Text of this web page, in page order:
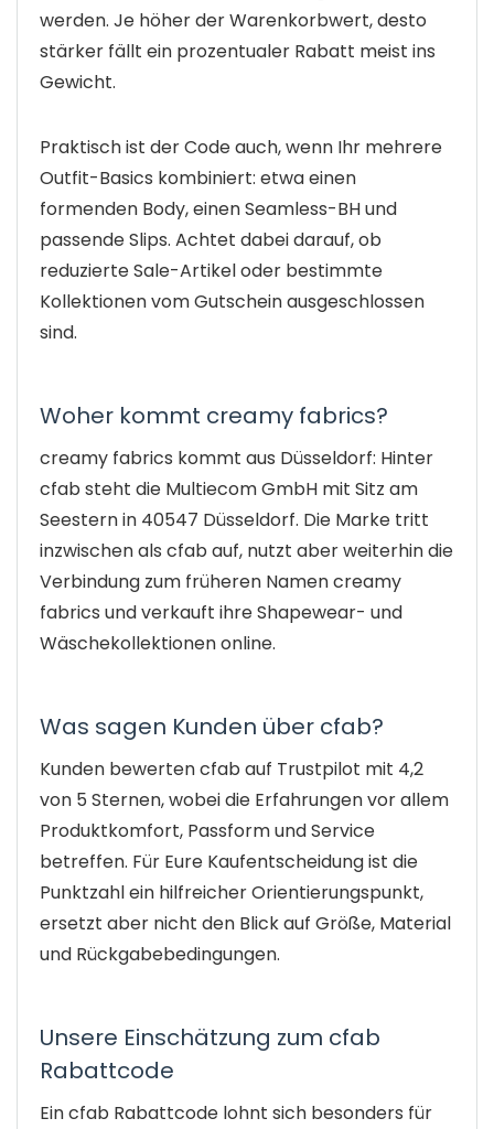
werden. Je höher der Warenkorbwert, desto
stärker fällt ein prozentualer Rabatt meist ins
Gewicht.
Praktisch ist der Code auch, wenn Ihr mehrere
Outfit-Basics kombiniert: etwa einen
formenden Body, einen Seamless-BH und
passende Slips. Achtet dabei darauf, ob
reduzierte Sale-Artikel oder bestimmte
Kollektionen vom Gutschein ausgeschlossen
sind.
Woher kommt creamy fabrics?
creamy fabrics kommt aus Düsseldorf: Hinter
cfab steht die Multiecom GmbH mit Sitz am
Seestern in 40547 Düsseldorf. Die Marke tritt
inzwischen als cfab auf, nutzt aber weiterhin die
Verbindung zum früheren Namen creamy
fabrics und verkauft ihre Shapewear- und
Wäschekollektionen online.
Was sagen Kunden über cfab?
Kunden bewerten cfab auf Trustpilot mit 4,2
von 5 Sternen, wobei die Erfahrungen vor allem
Produktkomfort, Passform und Service
betreffen. Für Eure Kaufentscheidung ist die
Punktzahl ein hilfreicher Orientierungspunkt,
ersetzt aber nicht den Blick auf Größe, Material
und Rückgabebedingungen.
Unsere Einschätzung zum cfab
Rabattcode
Ein cfab Rabattcode lohnt sich besonders für